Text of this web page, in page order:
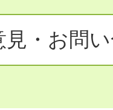
見・お問